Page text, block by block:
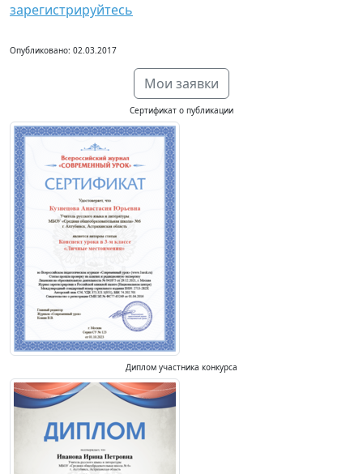
зарегистрируйтесь
Опубликовано: 02.03.2017
Мои заявки
Сертификат о публикации
Диплом участника конкурса